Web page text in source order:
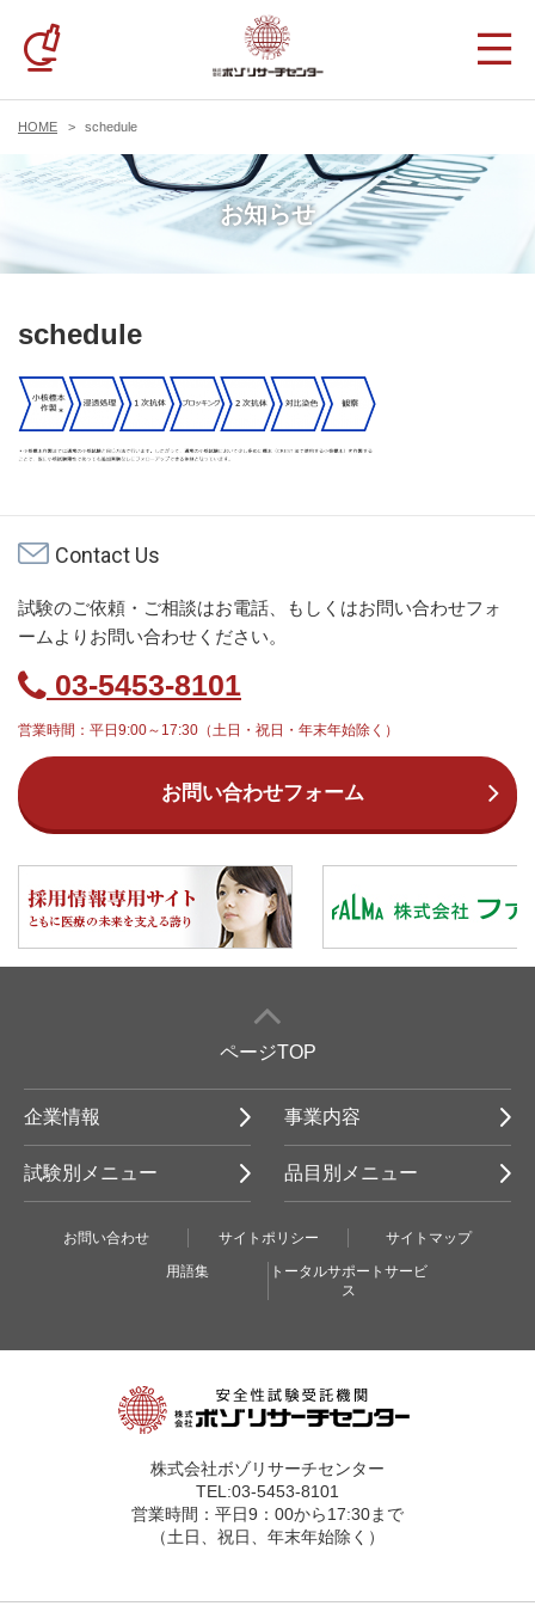
HOME schedule
お知らせ
schedule
Contact Us
試験のご依頼・ご相談はお電話、もしくはお問い合わせフォ
ームよりお問い合わせください。
03-5453-8101
営業時間：平日9:00～17:30（土日・祝日・年末年始除く）
お問い合わせフォーム
ページTOP
企業情報 事業内容
試験別メニュー 品目別メニュー
お問い合わせ サイトポリシー
サイトマップ
用語集
トータルサポートサービ
ス
株式会社ボゾリサーチセンター
TEL:03-5453-8101
営業時間：平日9：00から17:30まで
（土日、祝日、年末年始除く）